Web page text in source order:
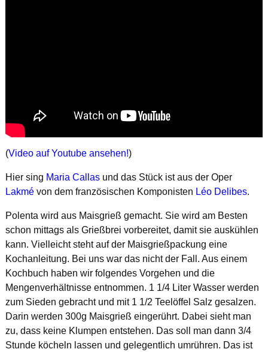
(Video auf Youtube ansehen!)
Hier sing Maria Callasund das Stück ist aus der Oper
Lakmévon dem französischen Komponisten Léo Delibes.
Polenta wird aus Maisgrieß gemacht. Sie wird am Besten
schon mittags als Grießbrei vorbereitet, damit sie auskühlen
kann. Vielleicht steht auf der Maisgrießpackung eine
Kochanleitung. Bei uns war das nicht der Fall. Aus einem
Kochbuch haben wir folgendes Vorgehen und die
Mengenverhältnisse entnommen. 1 1/4 Liter Wasser werden
zum Sieden gebracht und mit 1 1/2 Teelöffel Salz gesalzen.
Darin werden 300g Maisgrieß eingerührt. Dabei sieht man
zu, dass keine Klumpen entstehen. Das soll man dann 3/4
Stunde köcheln lassen und gelegentlich umrühren. Das ist